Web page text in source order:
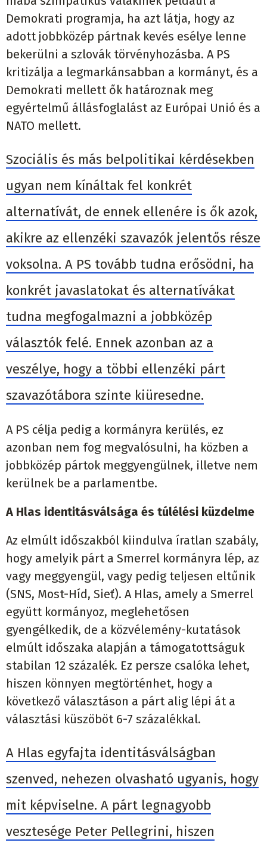
Demokrati programja, ha azt látja, hogy az
adott jobbközép pártnak kevés esélye lenne
bekerülni a szlovák törvényhozásba. A PS
kritizálja a legmarkánsabban a kormányt, és a
Demokrati mellett ők határoznak meg
egyértelmű állásfoglalást az Európai Unió és a
NATO mellett.
Szociális és más belpolitikai kérdésekben
ugyan nem kínáltak fel konkrét
alternatívát, de ennek ellenére is ők azok,
akikre az ellenzéki szavazók jelentős része
voksolna. A PS tovább tudna erősödni, ha
konkrét javaslatokat és alternatívákat
tudna megfogalmazni a jobbközép
választók felé. Ennek azonban az a
veszélye, hogy a többi ellenzéki párt
szavazótábora szinte kiüresedne.
A PS célja pedig a kormányra kerülés, ez
azonban nem fog megvalósulni, ha közben a
jobbközép pártok meggyengülnek, illetve nem
kerülnek be a parlamentbe.
A Hlas identitásválsága és túlélési küzdelme
Az elmúlt időszakból kiindulva íratlan szabály,
hogy amelyik párt a Smerrel kormányra lép, az
vagy meggyengül, vagy pedig teljesen eltűnik
(SNS, Most-Híd, Sieť). A Hlas, amely a Smerrel
együtt kormányoz, meglehetősen
gyengélkedik, de a közvélemény-kutatások
elmúlt időszaka alapján a támogatottságuk
stabilan 12 százalék. Ez persze csalóka lehet,
hiszen könnyen megtörténhet, hogy a
következő választáson a párt alig lépi át a
választási küszöböt 6-7 százalékkal.
A Hlas egyfajta identitásválságban
szenved, nehezen olvasható ugyanis, hogy
mit képviselne. A párt legnagyobb
vesztesége Peter Pellegrini, hiszen